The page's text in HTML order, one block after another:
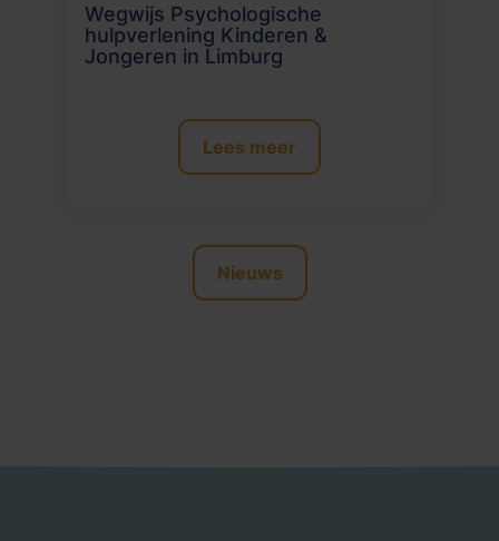
Nieuws
Wegwijs Psychologische
hulpverlening Kinderen &
Jongeren in Limburg
Lees meer